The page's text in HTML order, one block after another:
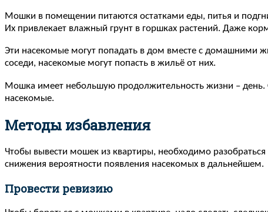
Мошки в помещении питаются остатками еды, питья и
Их привлекает влажный грунт в горшках растений. Даже
Эти насекомые могут попадать в дом вместе с домашними
соседи, насекомые могут попасть в жильё от них.
Мошка имеет небольшую продолжительность жизни – день.
насекомые.
Методы избавления
Чтобы вывести мошек из квартиры, необходимо
снижения вероятности появления насекомых в дальнейшем.
Провести ревизию